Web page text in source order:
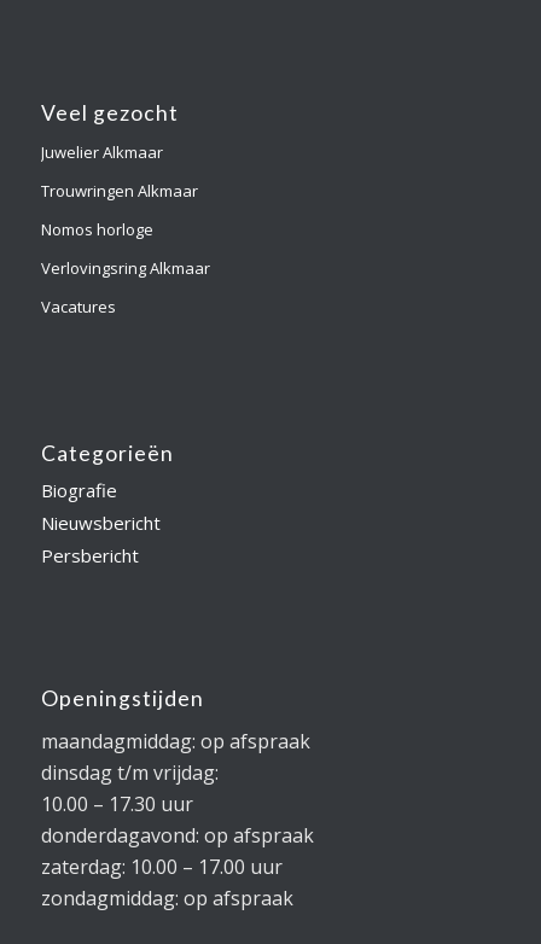
Veel gezocht
Juwelier Alkmaar
Trouwringen Alkmaar
Nomos horloge
Verlovingsring Alkmaar
Vacatures
Categorieën
Biografie
Nieuwsbericht
Persbericht
Openingstijden
maandagmiddag: op afspraak
dinsdag t/m vrijdag:
10.00 – 17.30 uur
donderdagavond: op afspraak
zaterdag: 10.00 – 17.00 uur
zondagmiddag: op afspraak